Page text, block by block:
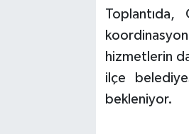
Toplantıda,
hizmetlerin
ilçe
bekleniyor.